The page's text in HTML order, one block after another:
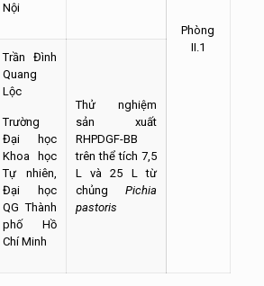
Nội
Phòng
II.1
Trần Đình
Quang
Lộc
Trường
Đại học
Khoa học
Tự nhiên,
Đại học
QG Thành
phố Hồ
Chí Minh
Thử nghiệm
sản xuất
RHPDGF-BB
trên thể tích 7,5
L và 25 L từ
chủng Pichia
pastoris